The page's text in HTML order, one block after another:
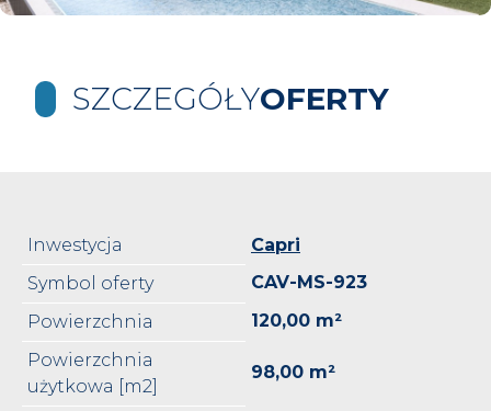
SZCZEGÓŁYOFERTY
Inwestycja
Capri
Symbol oferty
CAV-MS-923
Powierzchnia
120,00 m²
Powierzchnia
użytkowa [m2]
98,00 m²